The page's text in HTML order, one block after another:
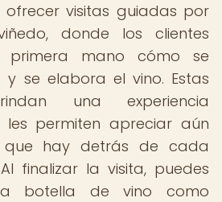
ofrecer visitas guiadas por
donde los clientes
mano cómo se
se elabora el vino. Estas
una experiencia
les permiten apreciar aún
hay detrás de cada
finalizar la visita, puedes
botella de vino como